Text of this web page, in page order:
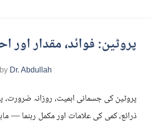
پروٹین: فوائد، مقدار اور
by Dr. Abdullah
پروٹین کی جسمانی اہمیت، روزانہ ضرورت،
ذرائع، کمی کی علامات اور مکمل رہنما —